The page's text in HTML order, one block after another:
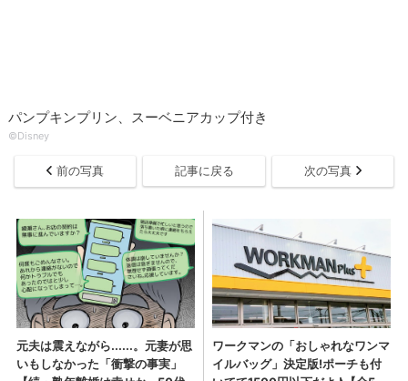
パンプキンプリン、スーベニアカップ付き
©Disney
前の写真 記事に戻る 次の写真